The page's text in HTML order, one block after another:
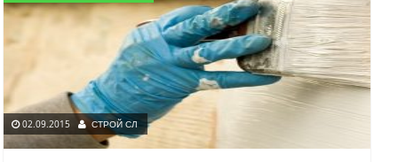
02.09.2015 СТРОЙ СЛ